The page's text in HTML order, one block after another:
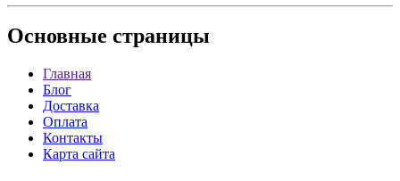
Основные страницы
Главная
Блог
Доставка
Оплата
Контакты
Карта сайта